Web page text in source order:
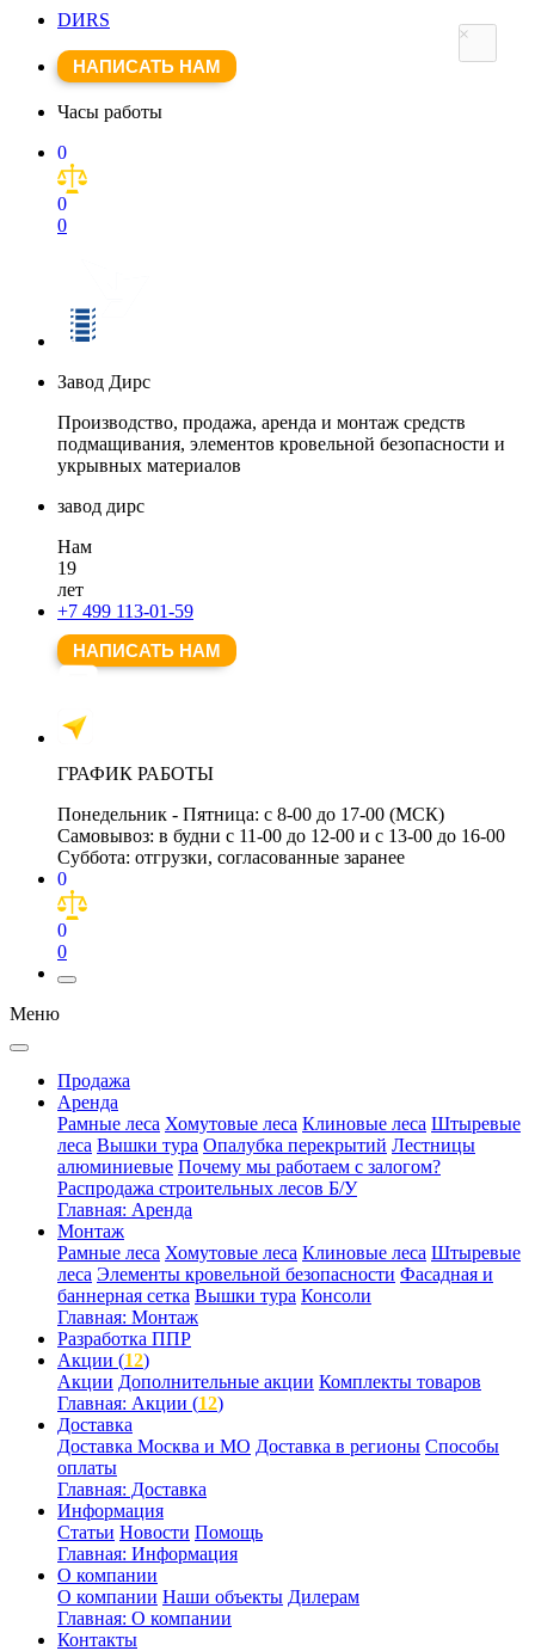
DИRS
НАПИСАТЬ НАМ
Часы работы
0
0
0
Завод Дирс
Производство, продажа, аренда и монтаж средств
подмащивания, элементов кровельной безопасности и
укрывных материалов
завод дирс
Нам
19
лет
+7 499 113-01-59
НАПИСАТЬ НАМ
ГРАФИК РАБОТЫ
Понедельник - Пятница: с 8-00 до 17-00 (МСК)
Самовывоз: в будни с 11-00 до 12-00 и с 13-00 до 16-00
Суббота: отгрузки, согласованные заранее
0
0
0
Меню
Продажа
Аренда
Рамные леса Хомутовые леса Клиновые леса Штыревые
леса Вышки тура Опалубка перекрытий Лестницы
алюминиевые Почему мы работаем с залогом?
Распродажа строительных лесов Б/У
Главная: Аренда
Монтаж
Рамные леса Хомутовые леса Клиновые леса Штыревые
леса Элементы кровельной безопасности Фасадная и
баннерная сетка Вышки тура Консоли
Главная: Монтаж
Разработка ППР
Акции (12)
Акции Дополнительные акции Комплекты товаров
Главная: Акции (12)
Доставка
Доставка Москва и МО Доставка в регионы Способы
оплаты
Главная: Доставка
Информация
Статьи Новости Помощь
Главная: Информация
О компании
О компании Наши объекты Дилерам
Главная: О компании
Контакты
×